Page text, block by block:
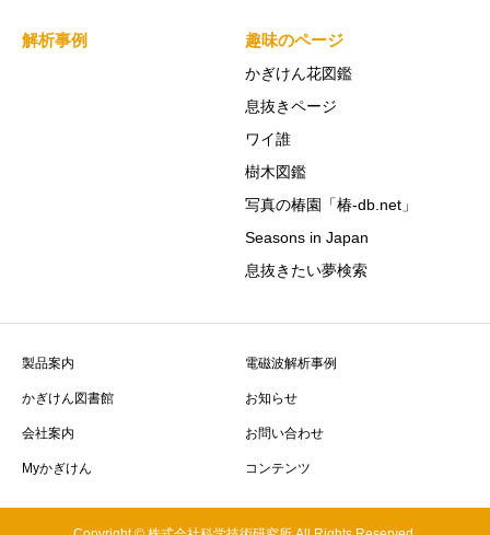
解析事例 趣味のページ
かぎけん花図鑑
息抜きページ
ワイ誰
樹木図鑑
写真の椿園「椿-db.net」
Seasons in Japan
息抜きたい夢検索
製品案内 電磁波解析事例
かぎけん図書館 お知らせ
会社案内 お問い合わせ
Myかぎけん コンテンツ